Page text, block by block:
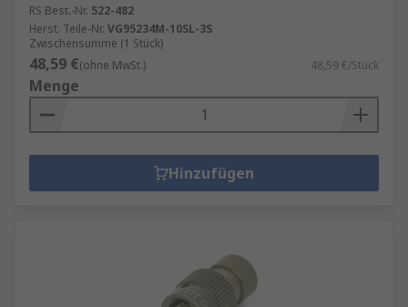
RS Best.-Nr. 522-482
Herst. Teile-Nr. VG95234M-10SL-3S
Zwischensumme (1 Stück)
48,59 €(ohne MwSt.) 48,59 €/Stück
Menge
Hinzufügen